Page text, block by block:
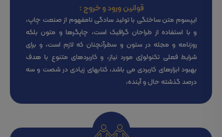
قوانین ورود و خروج :
ایپسوم متن ساختگی با تولید سادگی نامفهوم از صنعت چاپ،
و با استفاده از طراحان گرافیک است، چاپگرها و متون بلکه
روزنامه و مجله در ستون و سطرآنچنان که لازم است، و برای
شرایط فعلی تکنولوژی مورد نیاز، و کاربردهای متنوع با هدف
بهبود ابزارهای کاربردی می باشد، کتابهای زیادی در شصت و سه
درصد گذشته حال و آینده،